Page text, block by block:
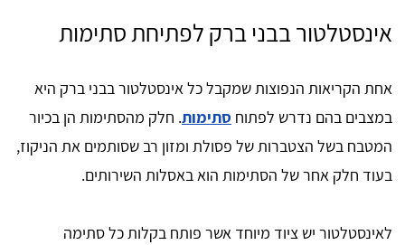
אינסטלטור בבני ברק לפתיחת סתימות
אחת הקריאות הנפוצות שמקבל כל אינסטלטור בבני ברק היא
במצבים בהם נדרש לפתוח סתימות. חלק מהסתימות הן בכיור
המטבח בשל הצטברות של פסולת ומזון רב שסותמים את הניקוז,
בעוד חלק אחר של הסתימות הוא באסלות השירותים.
לאינסטלטור יש ציוד מיוחד אשר פותח בקלות כל סתימה